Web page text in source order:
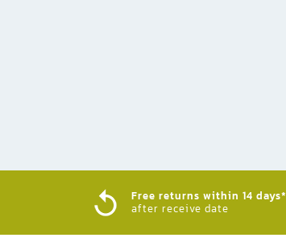
Free returns within 14 days*
after receive date